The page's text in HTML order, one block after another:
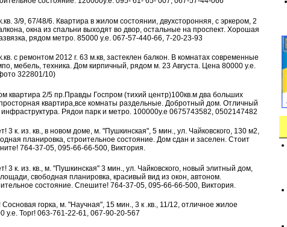
3/9, 67/48/6. Квартира в жилом состоянии, двухсторонняя, с эркером, 2
окна из спальни выходят во двор, остальные на проспект. Хорошая
рядом метро. 85000 у.е. 067-57-440-66, 7-20-23-93
с ремонтом 2012 г. 63 м.кв, застеклен балкон. В комнатах современные
мебель, техника. Дом кирпичный, рядом м. 23 Августа. Цена 80000 у.е.
322801/10)
квартира 2/5 пр.Правды Госпром (тихий центр)100кв.м два больших
квартира,все комнаты раздельные. Добротный дом. Отличный
Рядои парк и метро. 100000у.е 0675743582, 0502147482
3 к. из. кв., в новом доме, м. "Пушкинская", 5 мин., ул. Чайковского, 130 м2,
планировка, строительное состояние. Дом сдан и заселен. Стоит
764-37-05, 095-66-66-500, Виктория.
3 к. из. кв., м. "Пушкинская" 3 мин., ул. Чайковского, новый элитный дом,
свободная планировка, красивый вид из окон, автоном.
состояние. Спешите! 764-37-05, 095-66-66-500, Виктория.
горка, м. "Научная", 15 мин., 3 к .кв., 11/12, отличное жилое
у.е. Торг! 063-761-22-61, 067-90-20-567